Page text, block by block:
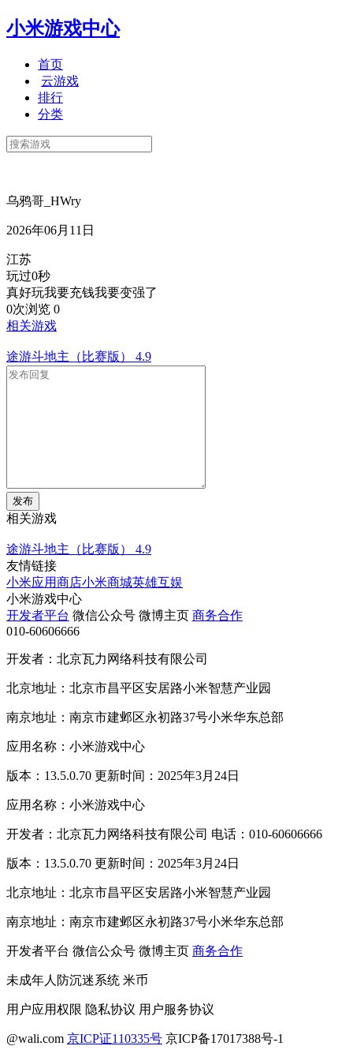
小米游戏中心
首页
云游戏
排行
分类
乌鸦哥_HWry
2026年06月11日
江苏
玩过0秒
真好玩我要充钱我要变强了
0次浏览 0
相关游戏
途游斗地主（比赛版） 4.9
发布
相关游戏
途游斗地主（比赛版）
4.9
友情链接
小米应用商店小米商城英雄互娱
小米游戏中心
开发者平台 微信公众号 微博主页 商务合作
010-60606666
开发者：北京瓦力网络科技有限公司
北京地址：北京市昌平区安居路小米智慧产业园
南京地址：南京市建邺区永初路37号小米华东总部
应用名称：小米游戏中心
版本：13.5.0.70 更新时间：2025年3月24日
应用名称：小米游戏中心
开发者：北京瓦力网络科技有限公司 电话：010-60606666
版本：13.5.0.70 更新时间：2025年3月24日
北京地址：北京市昌平区安居路小米智慧产业园
南京地址：南京市建邺区永初路37号小米华东总部
开发者平台 微信公众号 微博主页 商务合作
未成年人防沉迷系统 米币
用户应用权限 隐私协议 用户服务协议
@wali.com 京ICP证110335号 京ICP备17017388号-1